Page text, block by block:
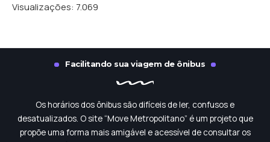
Visualizações: 7.069
Facilitando sua viagem de ônibus
Os horários dos ônibus são difíceis de ler, confusos e
desatualizados. O site “Move Metropolitano” é um projeto que
propõe uma forma mais amigável e acessível de consultar os